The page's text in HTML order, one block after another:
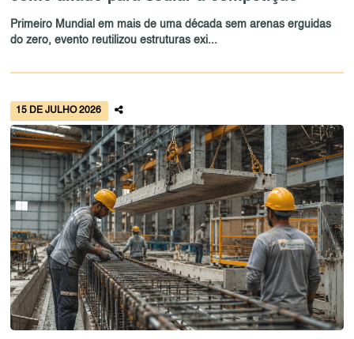
Primeiro Mundial em mais de uma década sem arenas erguidas
do zero, evento reutilizou estruturas exi...
15 DE JULHO 2026